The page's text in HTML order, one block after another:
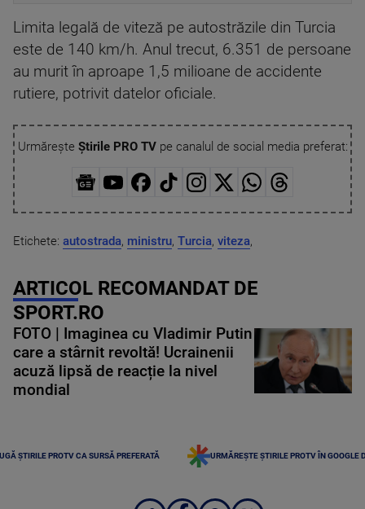
Limita legală de viteză pe autostrăzile din Turcia
este de 140 km/h. Anul trecut, 6.351 de persoane
au murit în aproape 1,5 milioane de accidente
rutiere, potrivit datelor oficiale.
Urmărește Știrile PRO TVpe canalul de social media preferat:
Etichete: autostrada, ministru, Turcia, viteza,
ARTICOL RECOMANDAT DE
SPORT.RO
FOTO | Imaginea cu Vladimir Putin
care a stârnit revoltă! Ucrainenii
acuză lipsă de reacție la nivel
mondial
ȘTIRILE PROTV CA SURSĂ PREFERATĂ URMĂREȘTE ȘTIRILE PROTV ÎN GOOGLE